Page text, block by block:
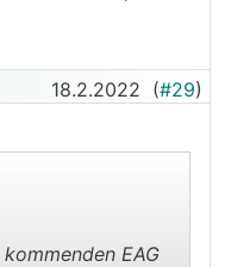
18.2.2022 (#29)
EAG